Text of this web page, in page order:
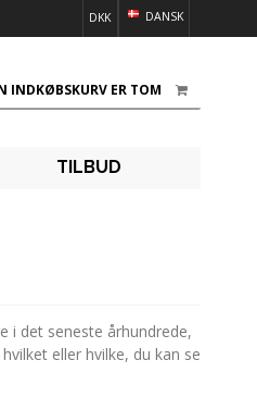
DANSK
DKK
INDKØBSKURV ER TOM
TILBUD
i det seneste århundrede,
eller hvilke, du kan se